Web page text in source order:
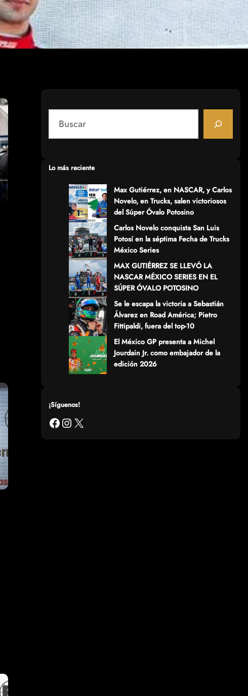
a
cLo más reciente
Max Gutiérrez, en NASCAR, y Carlos
Novelo, en Trucks, salen victoriosos
del Súper Óvalo Potosino
Carlos Novelo conquista San Luis
Potosí en la séptima Fecha de Trucks
México Series
MAX GUTIÉRREZ SE LLEVÓ LA
NASCAR MÉXICO SERIES EN EL
SÚPER ÓVALO POTOSINO
Se le escapa la victoria a Sebastián
Álvarez en Road América; Pietro
Fittipaldi, fuera del top-10
El México GP presenta a Michel
Jourdain Jr. como embajador de la
edición 2026
¡Síguenos!
Facebook Instagram X